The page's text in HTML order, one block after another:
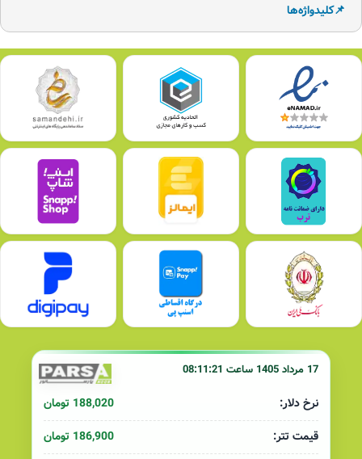
📌کلیدواژه‌ها
17 مرداد 1405 ساعت 08:11:21
نرخ دلار:
188,020 تومان
قیمت تتر:
186,900 تومان